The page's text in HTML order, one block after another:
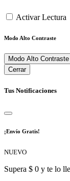
Activar Lectura
Modo Alto Contraste
Modo Alto Contraste
Cerrar
Tus Notificaciones
¡Envío Gratis!
NUEVO
Supera $ 0 y te lo